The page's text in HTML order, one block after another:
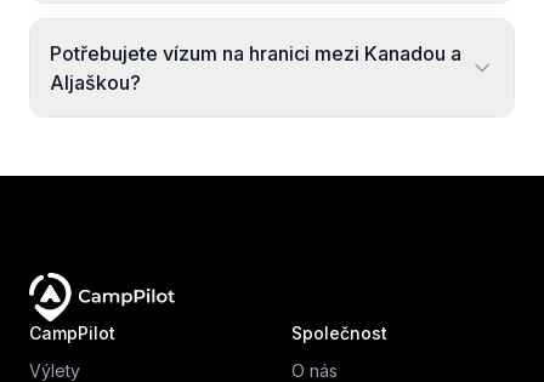
Potřebujete vízum na hranici mezi Kanadou a
Aljaškou?
CampPilot
Výlety
Společnost
O nás